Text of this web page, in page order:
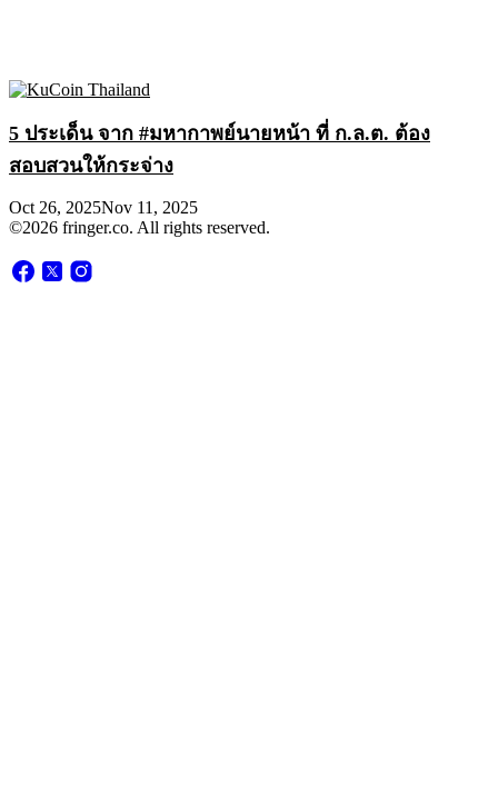
5 ประเด็น จาก #มหากาพย์นายหน้า ที่ ก.ล.ต. ต้อง
สอบสวนให้กระจ่าง
Oct 26, 2025Nov 11, 2025
©2026 fringer.co. All rights reserved.